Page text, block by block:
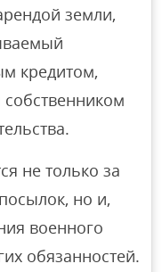
земли,
кредитом,
собственником
не только за
но и,
военного
обязанностей.